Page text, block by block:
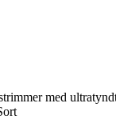
med